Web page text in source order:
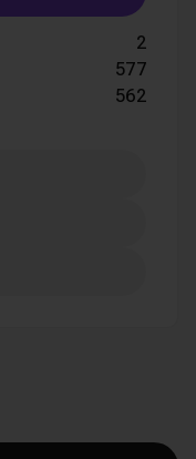
2
577
562